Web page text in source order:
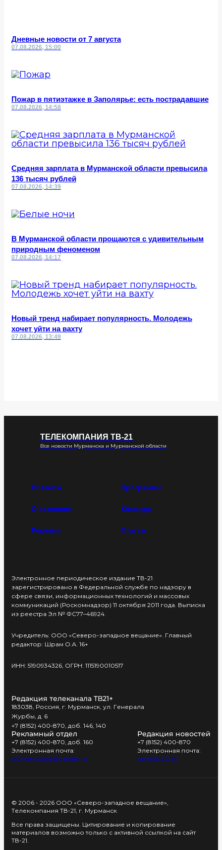
Дневные новости от 7 августа
07.08.2026, 15:00
Пожар в пятиэтажке в Заполярье: есть пострадавшие
07.08.2026, 14:58
Средняя зарплата в Мурманской области превысила
136 тысяч рублей
07.08.2026, 14:39
В Мурманской области прощаются с удивительным
природным феноменом
07.08.2026, 14:17
Новый тренд набирает популярность. Молодежь
хочет уйти на вахту
07.08.2026, 13:49
ТЕЛЕКОМПАНИЯ ТВ-21
Все новости Мурманска и Мурманской области
Новости Программы
О компании Команда
Реклама Статьи
Электронное периодическое издание ТВ-21
зарегистрировано в Федеральной службе по надзору в
сфере связи, информационных технологий и массовых
коммуникаций (Роскомнадзор) 11 октября 2011 года. Выписка
из реестра Эл № ФС77–46924.
Учредитель: ООО «Северо-западное вещание». Главный
редактор: Шрам О.А. 16+
ИНН: 5190934326, ОГРН: 1115190010517
Редакция телеканала ТВ21+
183038, Россия, г. Мурманск, ул. Генерала
Журбы, д. 6
+7 (8152) 400-870, доб. 146, 140
Рекламный отдел
+7 (8152) 400-870, доб. 160
Электронная почта:
tv21kompania@yandex.ru
Редакция новостей
+7 (8152) 400-870
Электронная почта:
news@tv21.ru
© 2006 - 2026 ООО «Северо-западное вещание»,
Телекомпания ТВ-21, г. Мурманск
Все права защищены. Цитирование и копирование
материалов возможно только с активной ссылкой на сайт
ТВ-21.